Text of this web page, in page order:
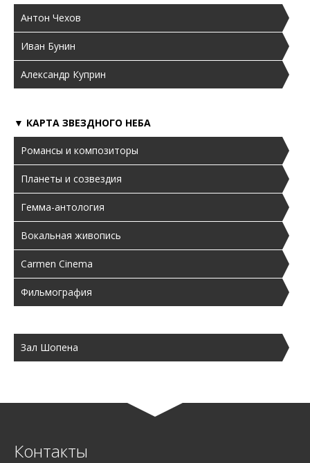
Антон Чехов
Иван Бунин
Александр Куприн
▼ КАРТА ЗВЕЗДНОГО НЕБА
Романсы и композиторы
Планеты и созвездия
Гемма-антология
Вокальная живопись
Carmen Cinema
Фильмография
Зал Шопена
Контакты